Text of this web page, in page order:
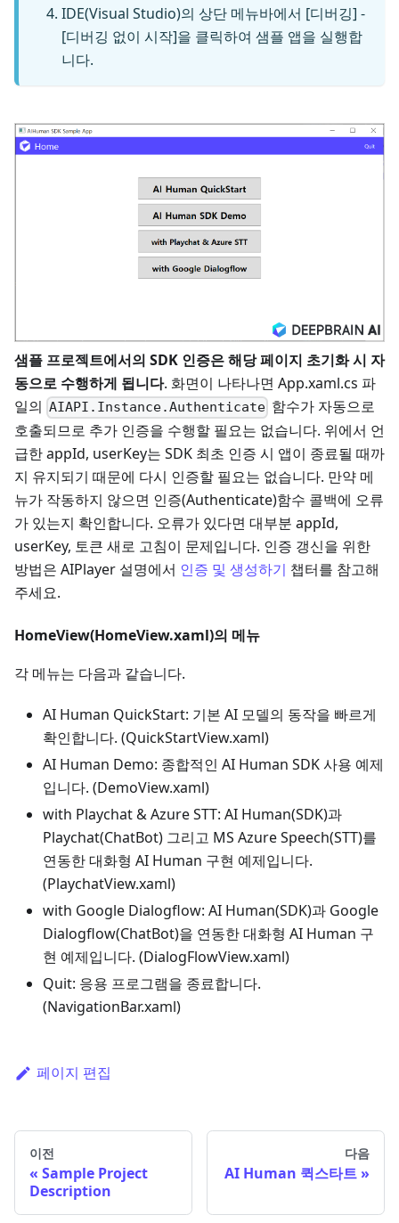
IDE(Visual Studio)의 상단 메뉴바에서 [디버깅] -
[디버깅 없이 시작]을 클릭하여 샘플 앱을 실행합
니다.
샘플 프로젝트에서의 SDK 인증은 해당 페이지 초기화 시 자
동으로 수행하게 됩니다. 화면이 나타나면 App.xaml.cs 파
일의 AIAPI.Instance.Authenticate 함수가 자동으로
호출되므로 추가 인증을 수행할 필요는 없습니다. 위에서 언
급한 appId, userKey는 SDK 최초 인증 시 앱이 종료될 때까
지 유지되기 때문에 다시 인증할 필요는 없습니다. 만약 메
뉴가 작동하지 않으면 인증(Authenticate)함수 콜백에 오류
가 있는지 확인합니다. 오류가 있다면 대부분 appId,
userKey, 토큰 새로 고침이 문제입니다. 인증 갱신을 위한
방법은 AIPlayer 설명에서 인증 및 생성하기 챕터를 참고해
주세요.
HomeView(HomeView.xaml)의 메뉴
각 메뉴는 다음과 같습니다.
AI Human QuickStart: 기본 AI 모델의 동작을 빠르게
확인합니다. (QuickStartView.xaml)
AI Human Demo: 종합적인 AI Human SDK 사용 예제
입니다. (DemoView.xaml)
with Playchat & Azure STT: AI Human(SDK)과
Playchat(ChatBot) 그리고 MS Azure Speech(STT)를
연동한 대화형 AI Human 구현 예제입니다.
(PlaychatView.xaml)
with Google Dialogflow: AI Human(SDK)과 Google
Dialogflow(ChatBot)을 연동한 대화형 AI Human 구
현 예제입니다. (DialogFlowView.xaml)
Quit: 응용 프로그램을 종료합니다.
(NavigationBar.xaml)
페이지 편집
이전
Sample Project
Description
다음
AI Human 퀵스타트